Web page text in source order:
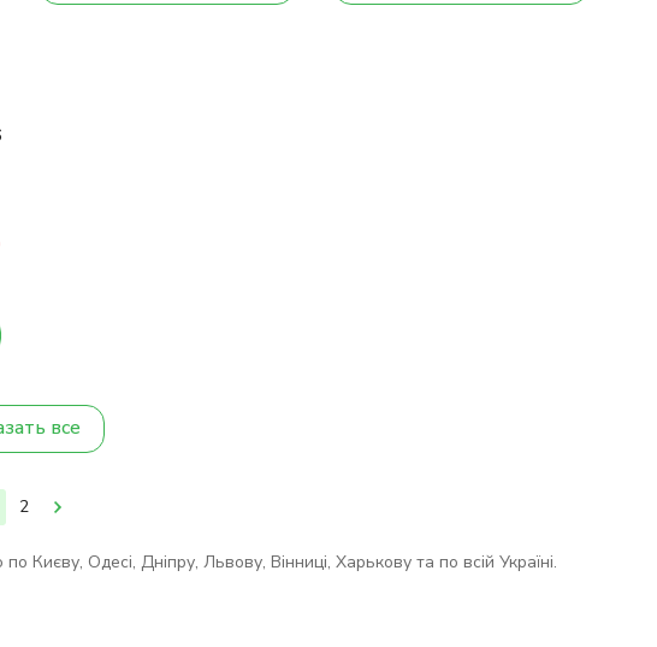
все
2
Одесі, Дніпру, Львову, Вінниці, Харькову та по всій Україні.